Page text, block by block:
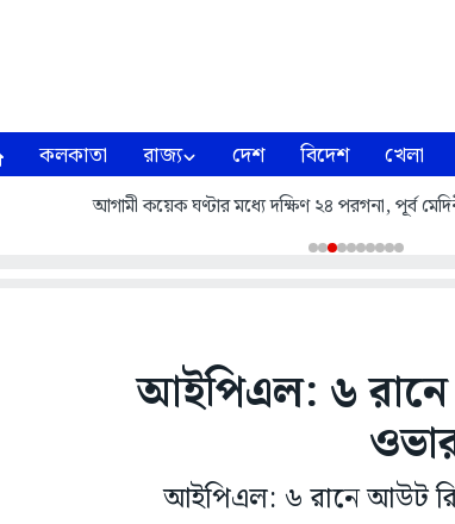
কলকাতা রাজ্য দেশ বিদেশ খেলা
আগামী কয়েক ঘণ্টার মধ্যে দক্ষিণ ২৪ পরগনা, পূর্ব
আইপিএল: ৬
আইপিএল: ৬ রানে আউট